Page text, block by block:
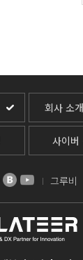
회사 소
사이버
그루비